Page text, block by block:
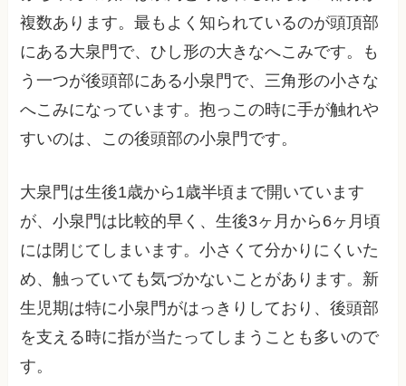
複数あります。最もよく知られているのが頭頂部
にある大泉門で、ひし形の大きなへこみです。も
う一つが後頭部にある小泉門で、三角形の小さな
へこみになっています。抱っこの時に手が触れや
すいのは、この後頭部の小泉門です。
大泉門は生後1歳から1歳半頃まで開いています
が、小泉門は比較的早く、生後3ヶ月から6ヶ月頃
には閉じてしまいます。小さくて分かりにくいた
め、触っていても気づかないことがあります。新
生児期は特に小泉門がはっきりしており、後頭部
を支える時に指が当たってしまうことも多いので
す。